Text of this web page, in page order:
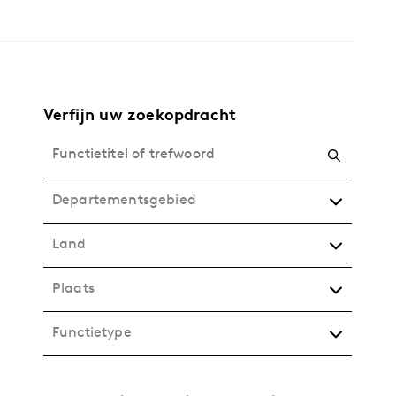
Verfijn uw zoekopdracht
Departementsgebied
Land
Plaats
Functietype